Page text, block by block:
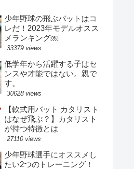
少年野球の飛ぶバットはコ
レだ！2023年モデルオスス
メランキング￼
33379 views
低学年から活躍する子はセ
ンスや才能ではない。親で
す。
30628 views
【軟式用バット カタリスト
はなぜ飛ぶ？】カタリスト
が持つ特徴とは
27110 views
少年野球選手にオススメし
たい2つのトレーニング！